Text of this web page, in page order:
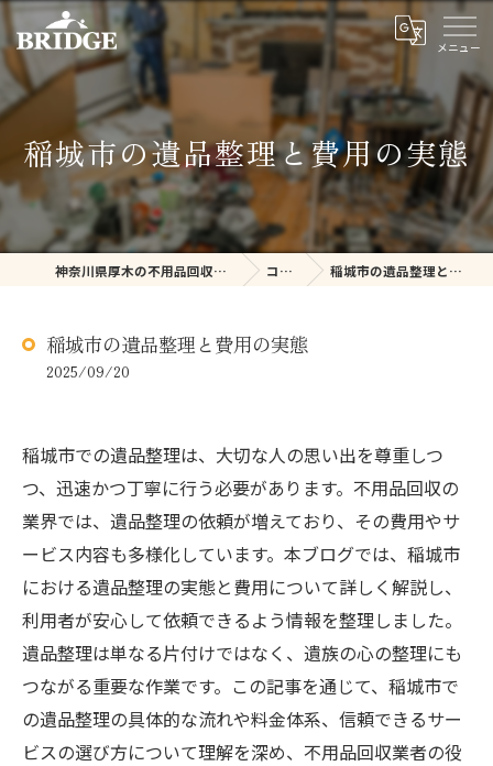
稲城市の遺品整理と費用の実態
神奈川県厚木の不用品回収ならBRIDGE コラム 稲城市の遺品整理と費用の実態
稲城市の遺品整理と費用の実態
2025/09/20
稲城市での遺品整理は、大切な人の思い出を尊重しつ
つ、迅速かつ丁寧に行う必要があります。不用品回収の
業界では、遺品整理の依頼が増えており、その費用やサ
ービス内容も多様化しています。本ブログでは、稲城市
における遺品整理の実態と費用について詳しく解説し、
利用者が安心して依頼できるよう情報を整理しました。
遺品整理は単なる片付けではなく、遺族の心の整理にも
つながる重要な作業です。この記事を通じて、稲城市で
の遺品整理の具体的な流れや料金体系、信頼できるサー
ビスの選び方について理解を深め、不用品回収業者の役